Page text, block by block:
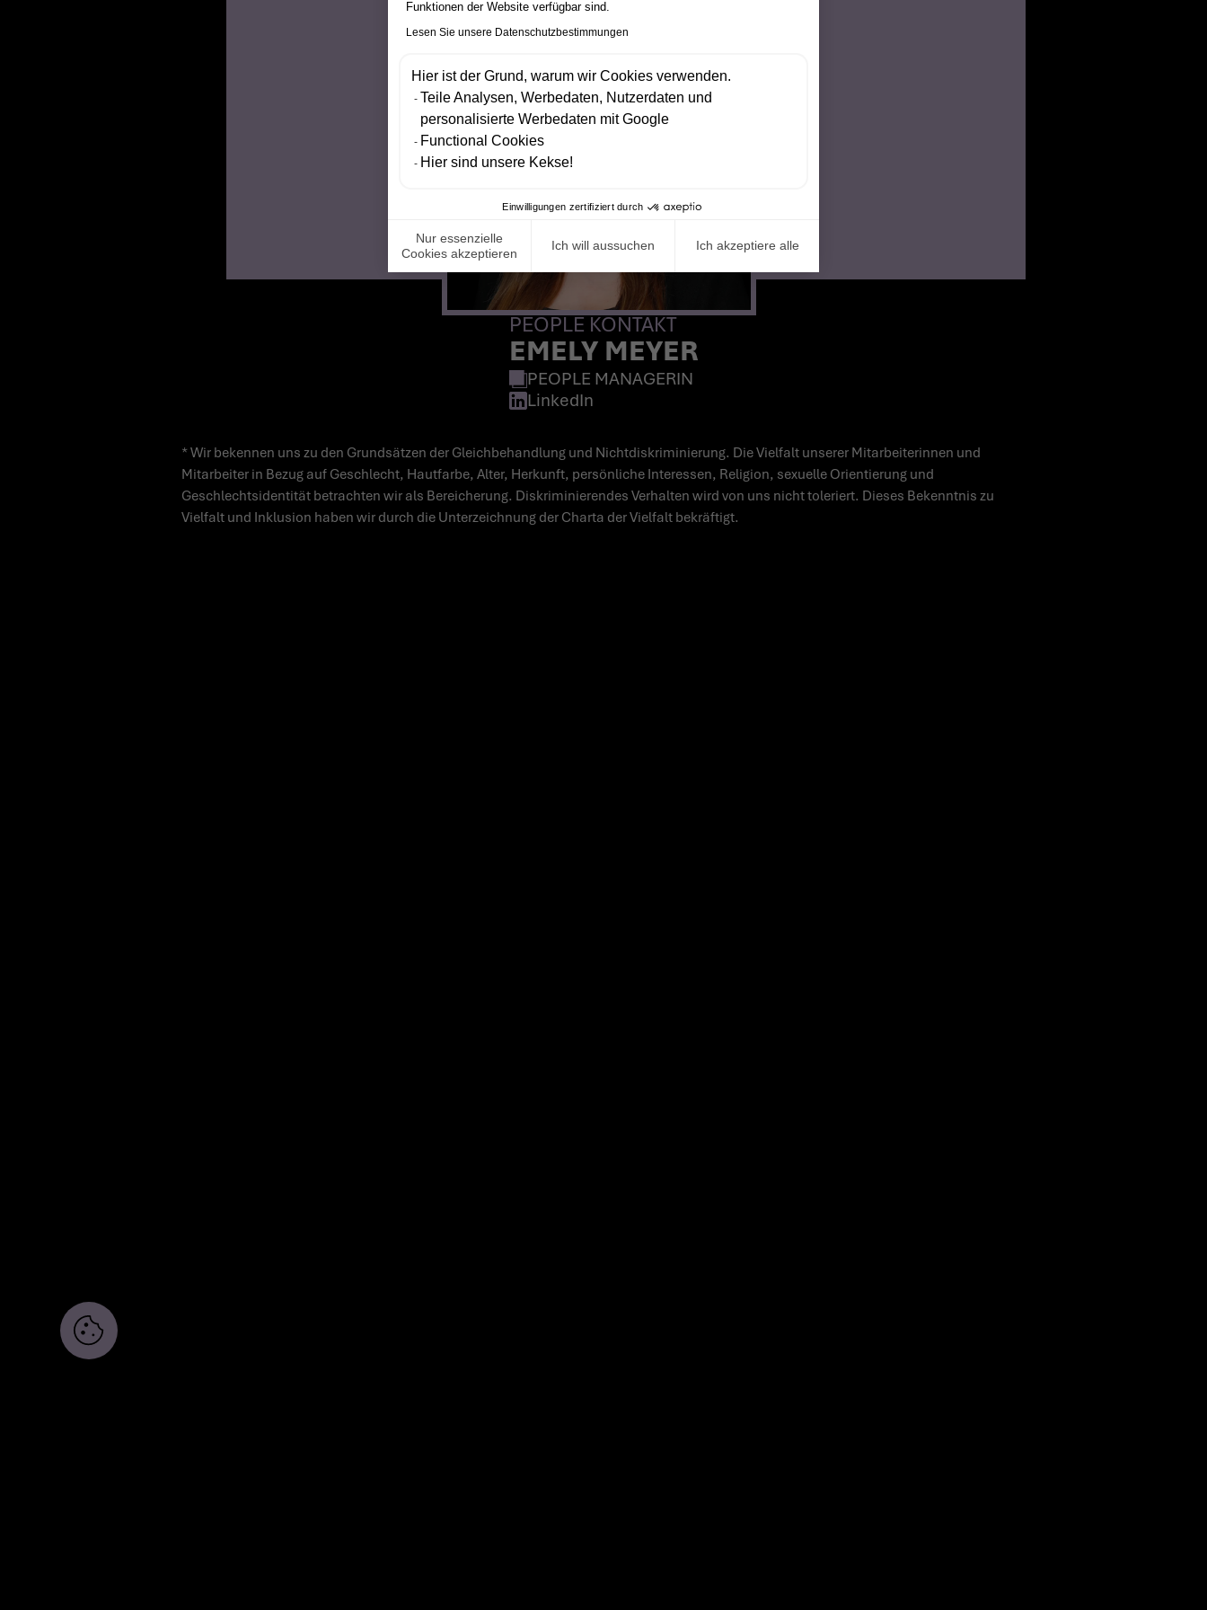
PEOPLE KONTAKT
EMELY MEYER
PEOPLE MANAGERIN
LinkedIn
* Wir bekennen uns zu den Grundsätzen der Gleichbehandlung und Nichtdiskriminierung. Die Vielfalt unserer Mitarbeiterinnen und
Mitarbeiter in Bezug auf Geschlecht, Hautfarbe, Alter, Herkunft, persönliche Interessen, Religion, sexuelle Orientierung und
Geschlechtsidentität betrachten wir als Bereicherung. Diskriminierendes Verhalten wird von uns nicht toleriert. Dieses Bekenntnis zu
Vielfalt und Inklusion haben wir durch die Unterzeichnung der Charta der Vielfalt bekräftigt.
Funktionen der Website verfügbar sind.
Lesen Sie unsere Datenschutzbestimmungen
Hier ist der Grund, warum wir Cookies verwenden.
Teile Analysen, Werbedaten, Nutzerdaten und
personalisierte Werbedaten mit Google
Functional Cookies
Hier sind unsere Kekse!
Einwilligungen zertifiziert durch
Nur essenzielle
Cookies akzeptieren
Ich will aussuchen Ich akzeptiere alle